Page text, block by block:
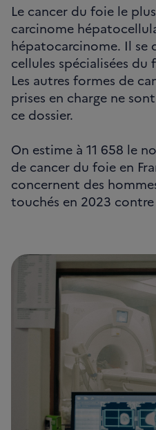
Le cancer du foie le
carcinome
hépatocarcinome. Il se
cellules spécialisées
Les autres formes de
prises en charge ne
ce dossier.
On estime à 11 658 le
de cancer du foie en
concernent des
touchés en 2023